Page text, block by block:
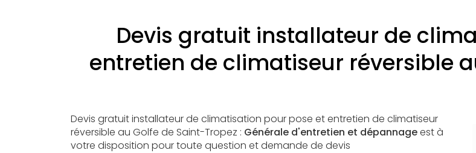
Devis gratuit installateur de
entretien de climatiseur réversible
Devis gratuit installateur de climatisation pour pose et entretien de climatiseur
réversible au Golfe de Saint-Tropez : Générale d'entretien et dépannageest à
votre disposition pour toute question et demande de devis